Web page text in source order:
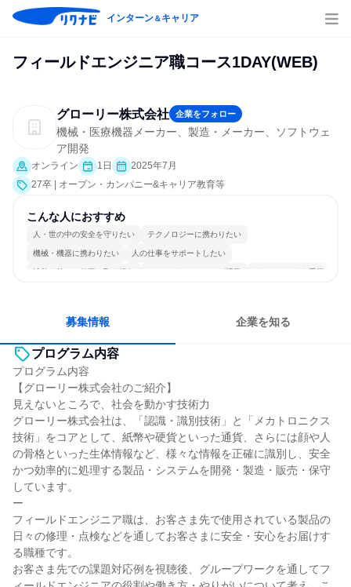
インターン＆キャリア
フィールドエンジニア職コース1DAY(WEB)
グローリー株式会社 企業をフォロー
機械・医療機器メーカー、製造・メーカー、ソフトウェ
ア開発
オンライン 1日
2025年7月
27卒 | オープン・カンパニー&キャリア教育等
こんな人におすすめ
人・世の中の安全を守りたい テクノロジーに携わりたい
機械・機器に携わりたい 人の仕事をサポートしたい
情熱を持って仕事に取り組む コミュニケーションが活発 チームワークを重視
募集情報 企業を知る
プログラム内容
プログラム内容
【グローリー株式会社のご紹介】
見えないところで、社会を動かす技術力
グローリー株式会社は、「認識・識別技術」と「メカトロニクス
技術」をコアとして、紙幣や硬貨といった通貨、さらには顔や人
の骨格といった生体情報など、様々な情報を正確に識別し、安全
かつ効率的に処理する製品・システムを開発・製造・販売・保守
しています。
ー
フィールドエンジニア職は、お客さま先で使用されている製品の
日々の修理・点検などを通してお客さまに安全・安心をお届けす
る職種です。
お客さま先での課題対応例を視聴後、グループワークを通してフ